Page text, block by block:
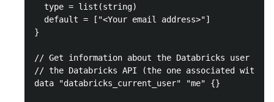
  type = list(string)
  default = ["<Your email address>"]
}
// Get information about the Databricks user
// the Databricks API (the one associated with
data "databricks_current_user" "me" {}